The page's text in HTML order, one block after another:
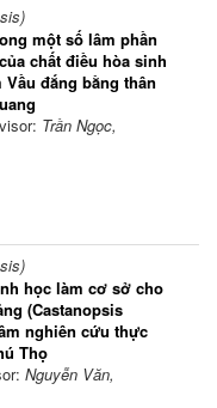
một số lâm phần
chất điều hòa sinh
đắng bằng thân
Trần Ngọc,
học làm cơ sở cho
(Castanopsis
nghiên cứu thực
Thọ
Nguyễn Văn,